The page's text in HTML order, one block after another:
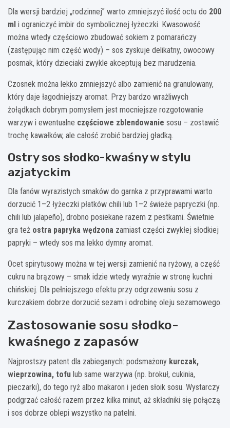
Dla wersji bardziej „rodzinnej” warto zmniejszyć ilość octu do 200
ml i ograniczyć imbir do symbolicznej łyżeczki. Kwasowość
można wtedy częściowo zbudować sokiem z pomarańczy
(zastępując nim część wody) – sos zyskuje delikatny, owocowy
posmak, który dzieciaki zwykle akceptują bez marudzenia.
Czosnek można lekko zmniejszyć albo zamienić na granulowany,
który daje łagodniejszy aromat. Przy bardzo wrażliwych
żołądkach dobrym pomysłem jest mocniejsze rozgotowanie
warzyw i ewentualne częściowe zblendowanie sosu – zostawić
trochę kawałków, ale całość zrobić bardziej gładką.
Ostry sos słodko-kwaśny w stylu
azjatyckim
Dla fanów wyrazistych smaków do garnka z przyprawami warto
dorzucić 1–2 łyżeczki płatków chili lub 1–2 świeże papryczki (np.
chili lub jalapeño), drobno posiekane razem z pestkami. Świetnie
gra też ostra papryka wędzona zamiast części zwykłej słodkiej
papryki – wtedy sos ma lekko dymny aromat.
Ocet spirytusowy można w tej wersji zamienić na ryżowy, a część
cukru na brązowy – smak idzie wtedy wyraźnie w stronę kuchni
chińskiej. Dla pełniejszego efektu przy odgrzewaniu sosu z
kurczakiem dobrze dorzucić sezam i odrobinę oleju sezamowego.
Zastosowanie sosu słodko-
kwaśnego z zapasów
Najprostszy patent dla zabieganych: podsmażony kurczak,
wieprzowina, tofu lub same warzywa (np. brokuł, cukinia,
pieczarki), do tego ryż albo makaron i jeden słoik sosu. Wystarczy
podgrzać całość razem przez kilka minut, aż składniki się połączą
i sos dobrze oblepi wszystko na patelni.